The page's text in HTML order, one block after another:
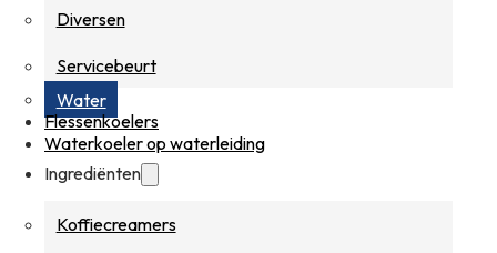
Diversen
Servicebeurt
Water
Flessenkoelers
Waterkoeler op waterleiding
Ingrediënten
Koffiecreamers